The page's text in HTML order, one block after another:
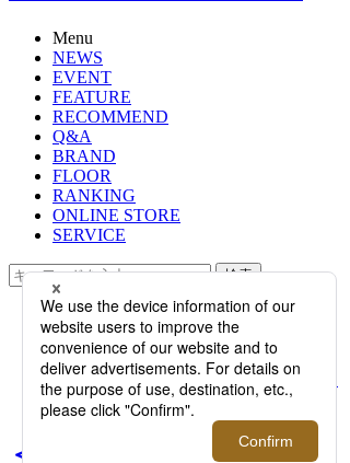
Menu
NEWS
EVENT
FEATURE
RECOMMEND
Q&A
BRAND
FLOOR
RANKING
ONLINE STORE
SERVICE
検索
TOP
PHOTO
＜プロテカ＞20周年を記念し＜ten to
sen＞とコラボ！限定デザインのスー
ツケースが登場。
＜プロテカ＞20周年を記念